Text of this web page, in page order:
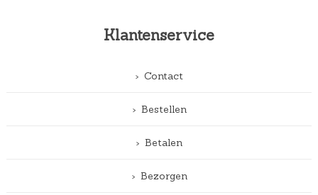
Klantenservice
Contact
Bestellen
Betalen
Bezorgen